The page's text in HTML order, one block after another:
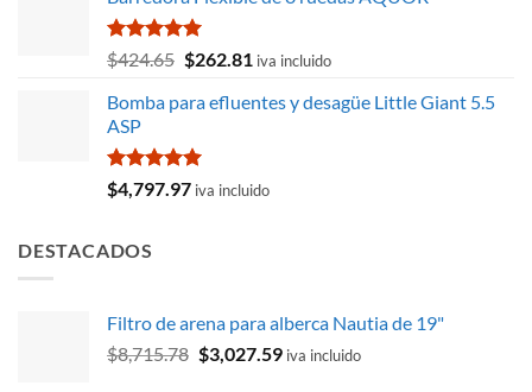
era:
$22.57. $21.53.
Valorado
con
de 5
$424.65 El
original
$424.65.
$262.81 El
actual
iva incluido
Bomba para efluentes y desagüe Little Giant 5.5
ASP
Valorado
con
$4,797.97 iva incluido
DESTACADOS
Filtro de arena para alberca Nautia de 19"
$8,715.78 El
$3,027.59Eliva incluido